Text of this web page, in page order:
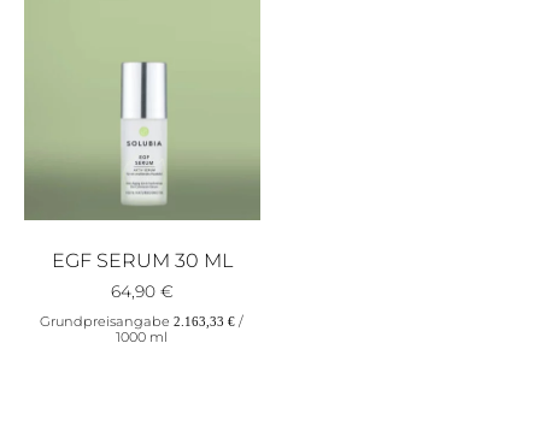
EGF SERUM 30 ML
64,90 €
Grundpreisangabe2.163,33€ /
1000 ml